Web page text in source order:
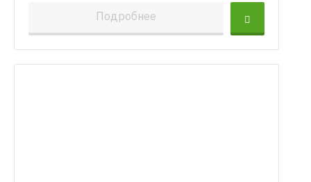
Подробнее